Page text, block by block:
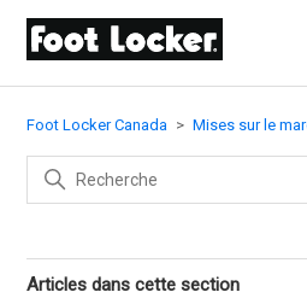
Foot Locker Canada Mises sur le
Articles dans cette section